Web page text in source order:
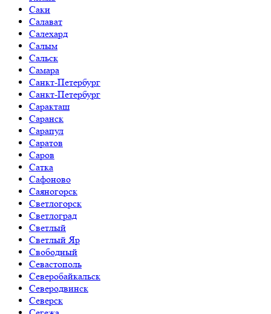
Саки
Салават
Салехард
Салым
Сальск
Самара
Санкт-Петербург
Санкт-Петербург
Саракташ
Саранск
Сарапул
Саратов
Саров
Сатка
Сафоново
Саяногорск
Светлогорск
Светлоград
Светлый
Светлый Яр
Свободный
Севастополь
Северобайкальск
Северодвинск
Северск